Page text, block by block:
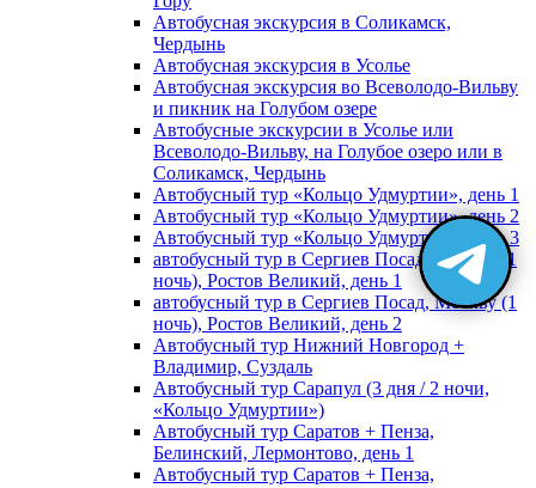
Автобусная экскурсия в Соликамск,
Чердынь
Автобусная экскурсия в Усолье
Автобусная экскурсия во Всеволодо-Вильву
и пикник на Голубом озере
Автобусные экскурсии в Усолье или
Всеволодо-Вильву, на Голубое озеро или в
Соликамск, Чердынь
Автобусный тур «Кольцо Удмуртии», день 1
Автобусный тур «Кольцо Удмуртии», день 2
Автобусный тур «Кольцо Удмуртии», день 3
автобусный тур в Сергиев Посад, Москву (1
ночь), Ростов Великий, день 1
автобусный тур в Сергиев Посад, Москву (1
ночь), Ростов Великий, день 2
Автобусный тур Нижний Новгород +
Владимир, Суздаль
Автобусный тур Сарапул (3 дня / 2 ночи,
«Кольцо Удмуртии»)
Автобусный тур Саратов + Пенза,
Белинский, Лермонтово, день 1
Автобусный тур Саратов + Пенза,